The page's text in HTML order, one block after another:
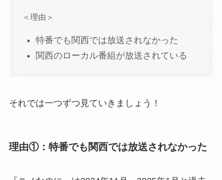
＜理由＞
特番でも関西では放送されなかった
関西のローカル番組が放送されている
それでは一つずつ見ていきましょう！
理由①：特番でも関西では放送されなかった